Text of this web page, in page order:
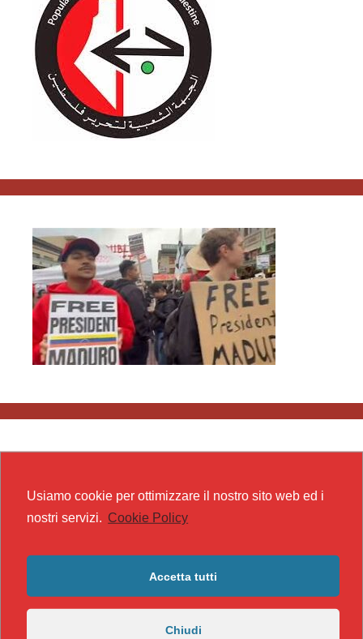
Usiamo cookie per ottimizzare il nostro sito web ed i
nostri servizi. Cookie Policy
Accetta tutti
Chiudi